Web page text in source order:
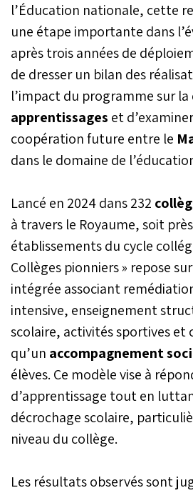
l’Éducation nationale, cette
une étape importante dans
après trois années de
de dresser un bilan des
l’impact du programme sur
apprentissages et
coopération future entre le
dans le domaine de
Lancé en 2024 dans 232
à travers le Royaume, soit
établissements du cycle
Collèges pionniers » repose
intégrée associant
intensive, enseignement
scolaire, activités sportives et
qu’un accompagnement
élèves. Ce modèle vise à
d’apprentissage tout en
décrochage scolaire,
niveau du collège.
Les résultats observés sont